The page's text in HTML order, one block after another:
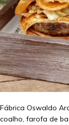
Fábrica Oswaldo
coalho, farofa de